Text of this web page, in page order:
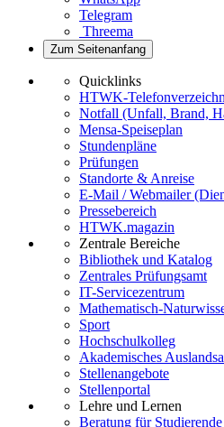
Telegram
Threema
Zum Seitenanfang
Quicklinks
HTWK-
Notfall (Unfall, Brand,
Mensa-Speiseplan
Stundenpläne
Prüfungen
Standorte & Anreise
E-Mail / Webmailer
Pressebereich
HTWK.magazin
Zentrale Bereiche
Bibliothek und Katalog
Zentrales Prüfungsamt
IT-Servicezentrum
Mathematisch-
Sport
Hochschulkolleg
Akademisches
Stellenangebote
Stellenportal
Lehre und Lernen
Beratung für Studierende